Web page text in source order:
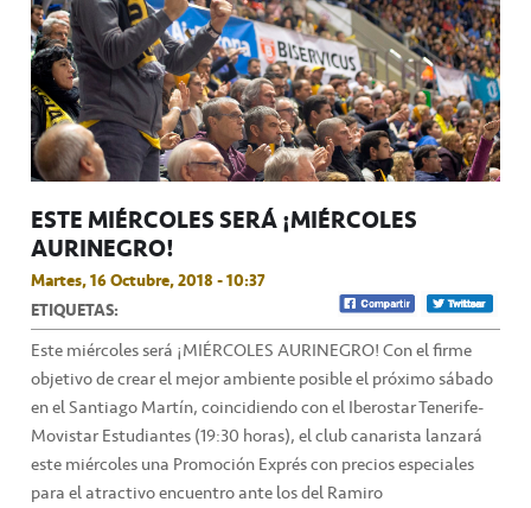
ESTE MIÉRCOLES SERÁ ¡MIÉRCOLES
AURINEGRO!
Martes, 16 Octubre, 2018 - 10:37
ETIQUETAS:
Este miércoles será ¡MIÉRCOLES AURINEGRO! Con el firme
objetivo de crear el mejor ambiente posible el próximo sábado
en el Santiago Martín, coincidiendo con el Iberostar Tenerife-
Movistar Estudiantes (19:30 horas), el club canarista lanzará
este miércoles una Promoción Exprés con precios especiales
para el atractivo encuentro ante los del Ramiro